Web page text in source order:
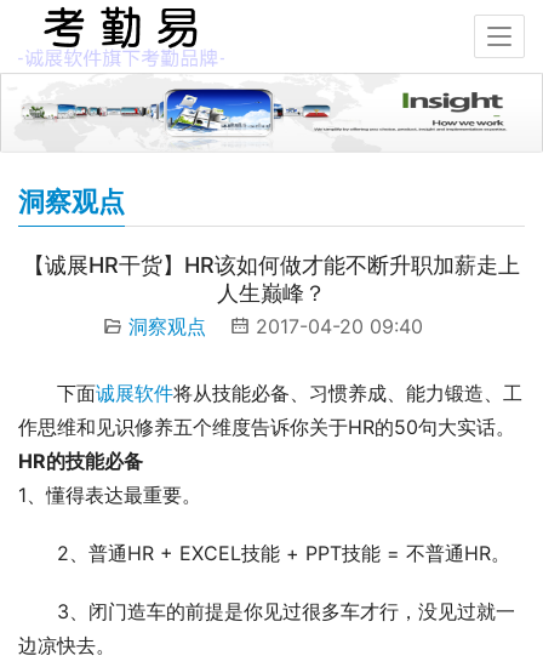
洞察观点
【诚展HR干货】HR该如何做才能不断升职加薪走上
人生巅峰？
洞察观点 2017-04-20 09:40
下面诚展软件将从技能必备、习惯养成、能力锻造、工
作思维和见识修养五个维度告诉你关于HR的50句大实话。
HR的技能必备
1、懂得表达最重要。
2、普通HR + EXCEL技能 + PPT技能 = 不普通HR。
3、闭门造车的前提是你见过很多车才行，没见过就一
边凉快去。